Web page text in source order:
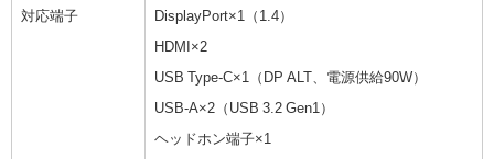
対応端子 DisplayPort×1（1.4）
HDMI×2
USB Type-C×1（DP ALT、電源供給90W）
USB-A×2（USB 3.2 Gen1）
ヘッドホン端子×1